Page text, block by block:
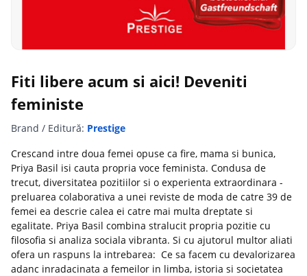
Fiti libere acum si aici! Deveniti
feministe
Brand / Editură: Prestige
Crescand intre doua femei opuse ca fire, mama si bunica,
Priya Basil isi cauta propria voce feminista. Condusa de
trecut, diversitatea pozitiilor si o experienta extraordinara -
preluarea colaborativa a unei reviste de moda de catre 39 de
femei ea descrie calea ei catre mai multa dreptate si
egalitate. Priya Basil combina stralucit propria pozitie cu
filosofia si analiza sociala vibranta. Si cu ajutorul multor aliati
ofera un raspuns la intrebarea: Ce sa facem cu devalorizarea
adanc inradacinata a femeilor in limba, istoria si societatea